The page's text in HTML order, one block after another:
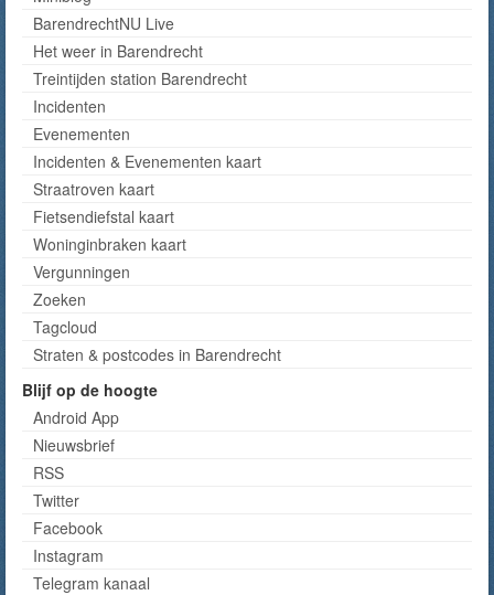
BarendrechtNU Live
Het weer in Barendrecht
Treintijden station Barendrecht
Incidenten
Evenementen
Incidenten & Evenementen kaart
Straatroven kaart
Fietsendiefstal kaart
Woninginbraken kaart
Vergunningen
Zoeken
Tagcloud
Straten & postcodes in Barendrecht
Blijf op de hoogte
Android App
Nieuwsbrief
RSS
Twitter
Facebook
Instagram
Telegram kanaal